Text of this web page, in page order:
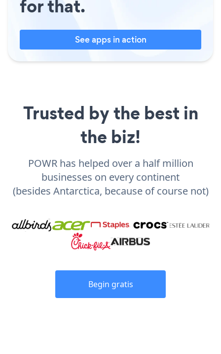
for that.
See apps in action
Trusted by the best in
the biz!
POWR has helped over a half million
businesses on every continent
(besides Antarctica, because of course not)
Begin gratis